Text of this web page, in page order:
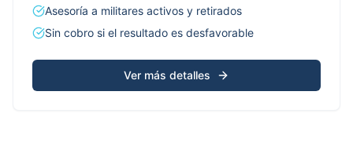
Asesoría a militares activos y retirados
Sin cobro si el resultado es desfavorable
Ver más detalles